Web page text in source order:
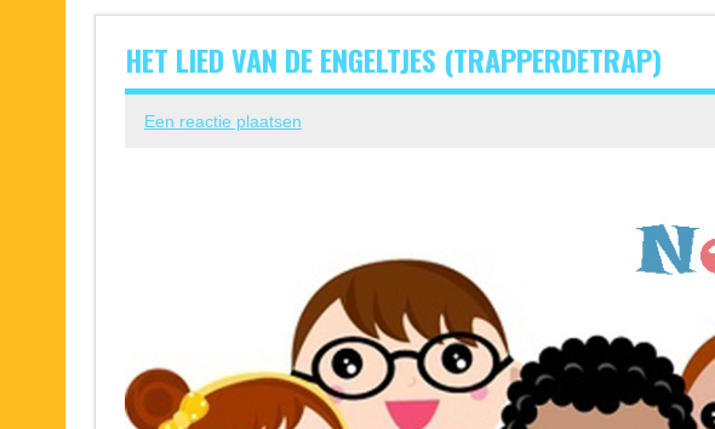
HET LIED VAN DE ENGELTJES (TRAPPERDETRAP)
Een reactie plaatsen